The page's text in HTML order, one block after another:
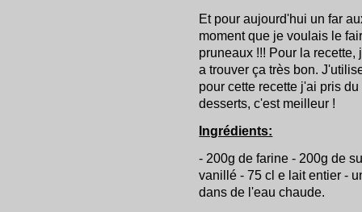
Et pour aujourd'hui un far
moment que je voulais le
pruneaux !!! Pour la
a trouver ça très bon.
pour cette recette j'ai pris
desserts, c'est meilleur !
Ingrédients:
- 200g de farine - 200g de
vanillé - 75 cl e lait entier -
dans de l'eau chaude.